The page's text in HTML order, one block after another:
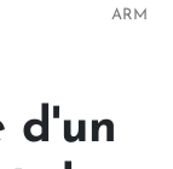
ARM
d'un